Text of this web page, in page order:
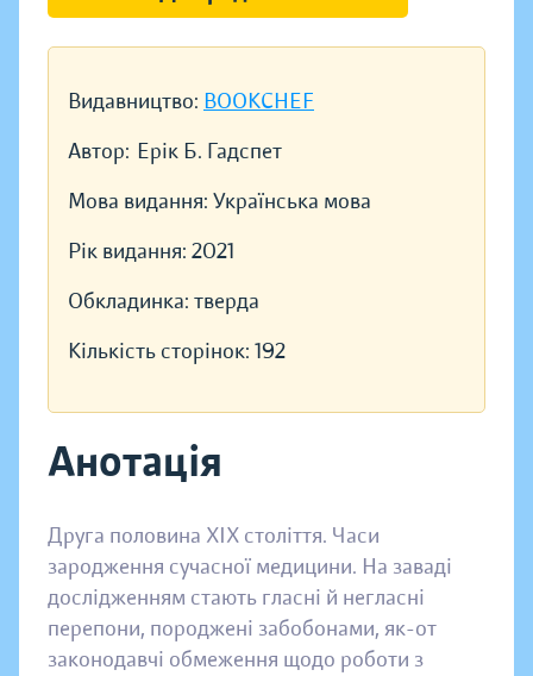
Видавництво: BOOKCHEF
Автор: Ерік Б. Гадспет
Мова видання: Українська мова
Рік видання: 2021
Обкладинка: тверда
Кількість сторінок: 192
Анотація
Друга половина XIX століття. Часи
зародження сучасної медицини. На заваді
дослідженням стають гласні й негласні
перепони, породжені забобонами, як-от
законодавчі обмеження щодо роботи з